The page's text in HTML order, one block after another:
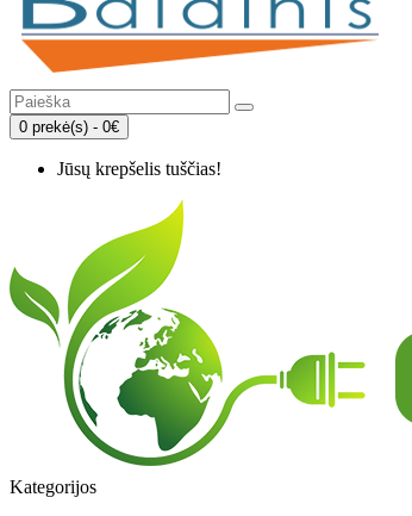
0 prekė(s) - 0€
Jūsų krepšelis tuščias!
Kategorijos